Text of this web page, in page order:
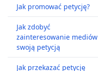
Jak promować petycję?
Jak zdobyć
zainteresowanie mediów
swoją petycją
Jak przekazać petycję